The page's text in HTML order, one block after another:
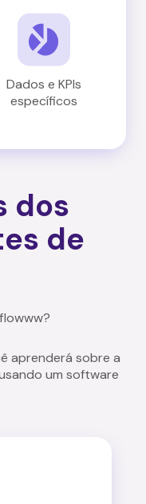
Dados e KPIs
específicos
dos
de
aprenderá sobre a
um software